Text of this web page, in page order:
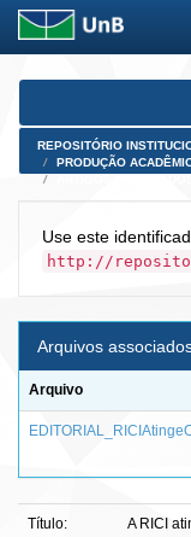
Skip
REPOSITÓRIO
PRODUÇÃO
Use este
http://
Arquivos
Arquivo
Título: A RICI